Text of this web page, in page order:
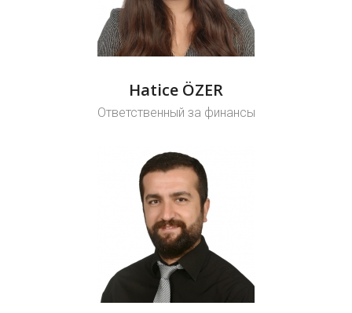
Hatice ÖZER
Ответственный за финансы